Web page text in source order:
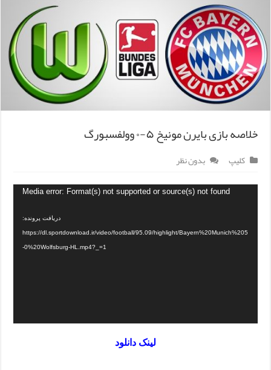
خلاصه بازی بایرن مونیخ ۵-۰ وولفسبورگ
کلیپ بدون نظر
Media error: Format(s) not supported or source(s) not found
دریافت پرونده:
https://dl.sportdownload.ir/video/football/95.09/highlight/Bayern%20Munich%205
-0%20Wolfsburg-HL.mp4?_=1
لینک دانلود